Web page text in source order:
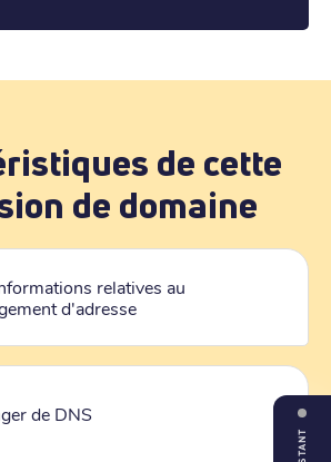
de cette
de domaine
relatives au
d'adresse
de DNS